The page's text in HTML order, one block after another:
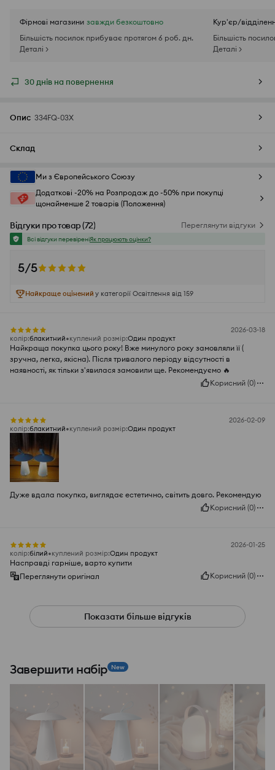
Фірмові магазини завжди безкоштовно
Більшість посилок прибуває протягом 6 роб. дн.
Деталі >
Кур'єр/
Більшість
Деталі >
30 днів на повернення
Опис 334FQ-03X
Склад
Ми з Європейського Союзу
Додаткові -20% на Розпродаж до -50% при покупці
щонайменше 2 товарів (Положення)
Відгуки про товар(72) Переглянути відгуки
Всі відгуки перевіреніЯк працюють оцінки?
5/5
Найкраще оцінений у категорії Освітлення від 159
2026-03-18
колір:блакитний куплений розмір:Один продукт
Найкраща покупка цього року! Вже минулого року замовляли її (
зручна, легка, якісна). Після тривалого періоду відсутності в
наявності, як тільки з'явилася замовили ще. Рекомендуємо 🔥
Корисний (0)
2026-02-09
колір:блакитний куплений розмір:Один продукт
Дуже вдала покупка, виглядає естетично, світить довго. Рекомендую
Корисний (0)
2026-01-25
колір:білий куплений розмір:Один продукт
Насправді гарніше, варто купити
Переглянути оригінал
Корисний (0)
Показати більше відгуків
Завершити набір New